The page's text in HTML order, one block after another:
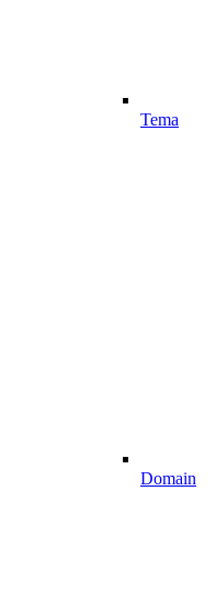
Tema
Domain